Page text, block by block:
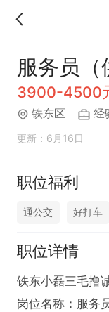
服务员
3900-4500
铁东区 经
更新：6月16日
职位福利
通公交 好打车
职位详情
铁东小磊三毛撸
岗位名称：服务